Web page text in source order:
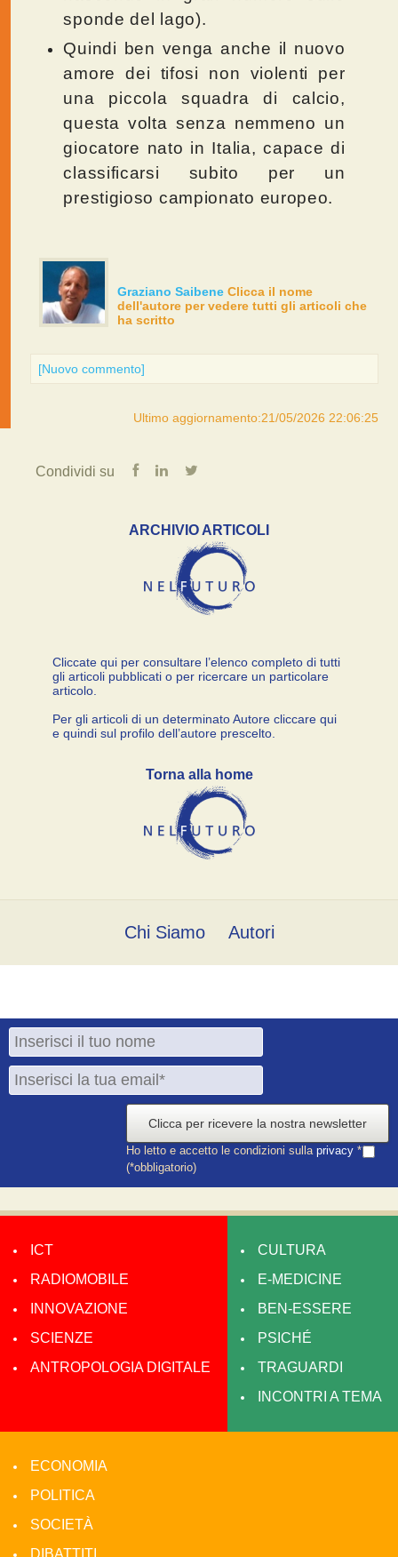
sponde del lago).
Quindi ben venga anche il nuovo
amore dei tifosi non violenti per
una piccola squadra di calcio,
questa volta senza nemmeno un
giocatore nato in Italia, capace di
classificarsi subito per un
prestigioso campionato europeo.
Graziano Saibene Clicca il nome
dell'autore per vedere tutti gli articoli che
ha scritto
[Nuovo commento]
Ultimo aggiornamento:21/05/2026 22:06:25
Condividi su
ARCHIVIO ARTICOLI
Cliccate qui per consultare l’elenco completo di tutti
gli articoli pubblicati o per ricercare un particolare
articolo.
Per gli articoli di un determinato Autore cliccare qui
e quindi sul profilo dell’autore prescelto.
Torna alla home
Chi Siamo Autori
Clicca per ricevere la nostra newsletter
Ho letto e accetto le condizioni sulla privacy *
(*obbligatorio)
ICT
RADIOMOBILE
INNOVAZIONE
SCIENZE
ANTROPOLOGIA DIGITALE
CULTURA
E-MEDICINE
BEN-ESSERE
PSICHÉ
TRAGUARDI
INCONTRI A TEMA
ECONOMIA
POLITICA
SOCIETÀ
DIBATTITI